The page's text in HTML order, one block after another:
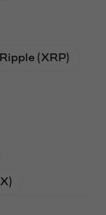
Ripple (XRP)